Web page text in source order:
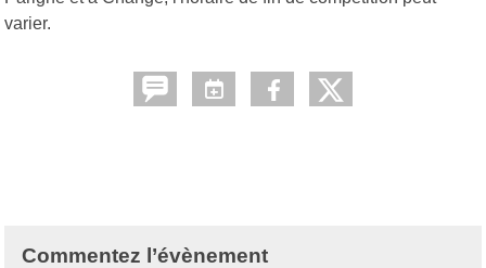
varier.
Commentez l’évènement